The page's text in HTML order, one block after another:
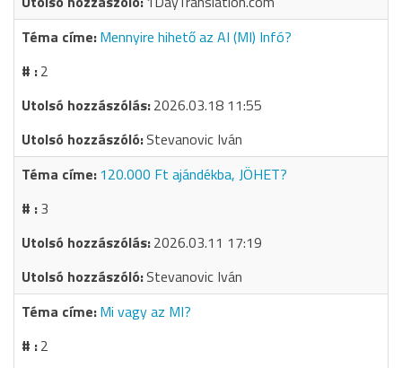
Mennyire hihető az AI (MI) Infó?
2
2026.03.18 11:55
Stevanovic Iván
120.000 Ft ajándékba, JÖHET?
3
2026.03.11 17:19
Stevanovic Iván
Mi vagy az MI?
2